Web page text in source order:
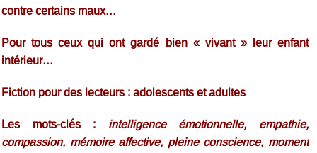
contre certains maux…
Pour tous ceux qui ont gardé bien « vivant » leur enfant
intérieur…
Fiction pour des lecteurs : adolescents et adultes
Les mots-clés : intelligence émotionnelle, empathie,
compassion, mémoire affective, pleine conscience, moment